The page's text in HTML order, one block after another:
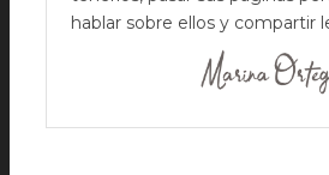
hablar sobre ellos y compartir